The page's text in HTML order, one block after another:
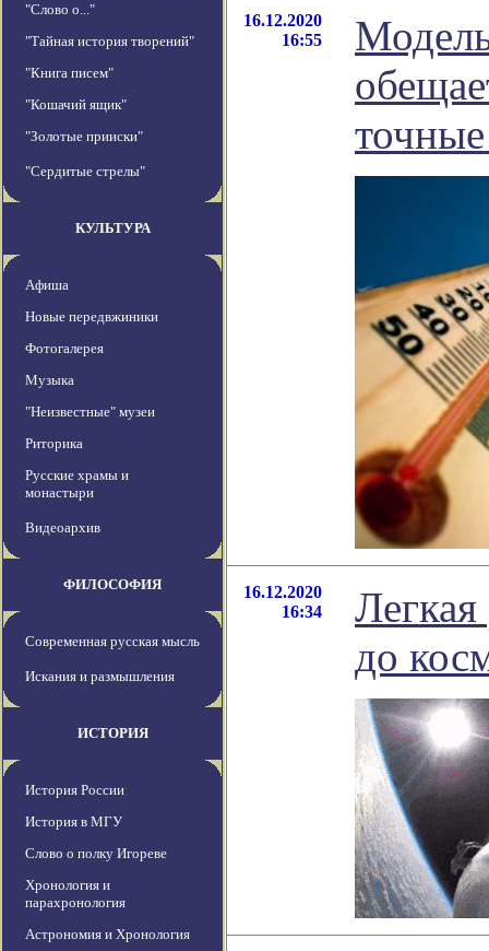
"Слово о..."
"Тайная история творений"
"Книга писем"
"Кошачий ящик"
"Золотые прииски"
"Сердитые стрелы"
КУЛЬТУРА
Афиша
Новые передвжиники
Фотогалерея
Музыка
"Неизвестные" музеи
Риторика
Русские храмы и
монастыри
Видеоархив
ФИЛОСОФИЯ
Современная русская мысль
Искания и размышления
ИСТОРИЯ
История России
История в МГУ
Слово о полку Игореве
Хронология и
парахронология
Астрономия и Хронология
16.12.2020
16:55
16.12.2020
16:34
до